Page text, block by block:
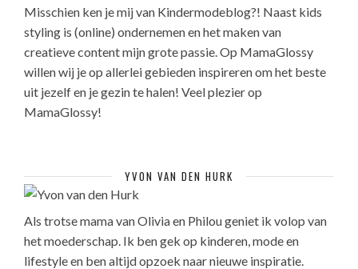
Misschien ken je mij van Kindermodeblog?! Naast kids
styling is (online) ondernemen en het maken van
creatieve content mijn grote passie. Op MamaGlossy
willen wij je op allerlei gebieden inspireren om het beste
uit jezelf en je gezin te halen! Veel plezier op
MamaGlossy!
YVON VAN DEN HURK
Als trotse mama van Olivia en Philou geniet ik volop van
het moederschap. Ik ben gek op kinderen, mode en
lifestyle en ben altijd opzoek naar nieuwe inspiratie.